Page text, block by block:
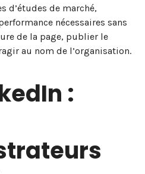
d’études de marché,
nécessaires sans
de la page, publier le
au nom de l’organisation.
: